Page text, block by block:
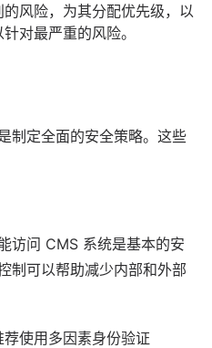
的风险，为其分配优先级，以
对最严重的风险。
制定全面的安全策略。这些
访问 CMS 系统是基本的安
制可以帮助减少内部和外部
荐使用多因素身份验证